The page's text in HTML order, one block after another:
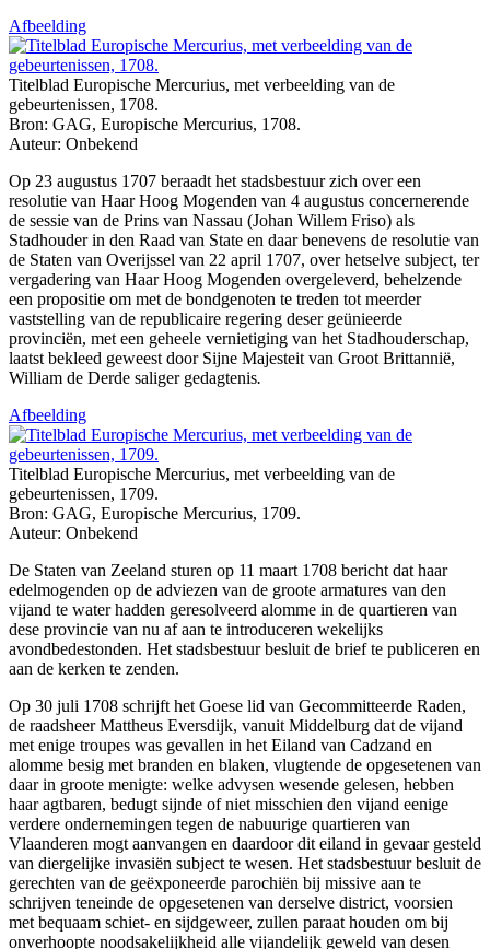
Afbeelding
Titelblad Europische Mercurius, met verbeelding van de
gebeurtenissen, 1708.
Bron: GAG, Europische Mercurius, 1708.
Auteur: Onbekend
Op 23 augustus 1707 beraadt het stadsbestuur zich over een
resolutie van Haar Hoog Mogenden van 4 augustus concernerende
de sessie van de Prins van Nassau (Johan Willem Friso) als
Stadhouder in den Raad van State en daar benevens de resolutie van
de Staten van Overijssel van 22 april 1707, over hetselve subject, ter
vergadering van Haar Hoog Mogenden overgeleverd, behelzende
een propositie om met de bondgenoten te treden tot meerder
vaststelling van de republicaire regering deser geünieerde
provinciën, met een geheele vernietiging van het Stadhouderschap,
laatst bekleed geweest door Sijne Majesteit van Groot Brittannië,
William de Derde saliger gedagtenis.
Afbeelding
Titelblad Europische Mercurius, met verbeelding van de
gebeurtenissen, 1709.
Bron: GAG, Europische Mercurius, 1709.
Auteur: Onbekend
De Staten van Zeeland sturen op 11 maart 1708 bericht dat haar
edelmogenden op de adviezen van de groote armatures van den
vijand te water hadden geresolveerd alomme in de quartieren van
dese provincie van nu af aan te introduceren wekelijks
avondbedestonden. Het stadsbestuur besluit de brief te publiceren en
aan de kerken te zenden.
Op 30 juli 1708 schrijft het Goese lid van Gecommitteerde Raden,
de raadsheer Mattheus Eversdijk, vanuit Middelburg dat de vijand
met enige troupes was gevallen in het Eiland van Cadzand en
alomme besig met branden en blaken, vlugtende de opgesetenen van
daar in groote menigte: welke advysen wesende gelesen, hebben
haar agtbaren, bedugt sijnde of niet misschien den vijand eenige
verdere ondernemingen tegen de nabuurige quartieren van
Vlaanderen mogt aanvangen en daardoor dit eiland in gevaar gesteld
van diergelijke invasiën subject te wesen. Het stadsbestuur besluit de
gerechten van de geëxponeerde parochiën bij missive aan te
schrijven teneinde de opgesetenen van derselve district, voorsien
met bequaam schiet- en sijdgeweer, zullen paraat houden om bij
onverhoopte noodsakelijkheid alle vijandelijk geweld van desen